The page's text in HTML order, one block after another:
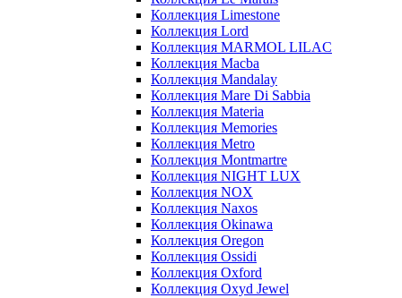
Коллекция Limestone
Коллекция Lord
Коллекция MARMOL LILAC
Коллекция Macba
Коллекция Mandalay
Коллекция Mare Di Sabbia
Коллекция Materia
Коллекция Memories
Коллекция Metro
Коллекция Montmartre
Коллекция NIGHT LUX
Коллекция NOX
Коллекция Naxos
Коллекция Okinawa
Коллекция Oregon
Коллекция Ossidi
Коллекция Oxford
Коллекция Oxyd Jewel